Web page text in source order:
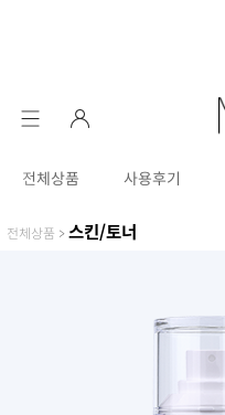
전체상품 사용후기
전체상품 > 스킨/토너